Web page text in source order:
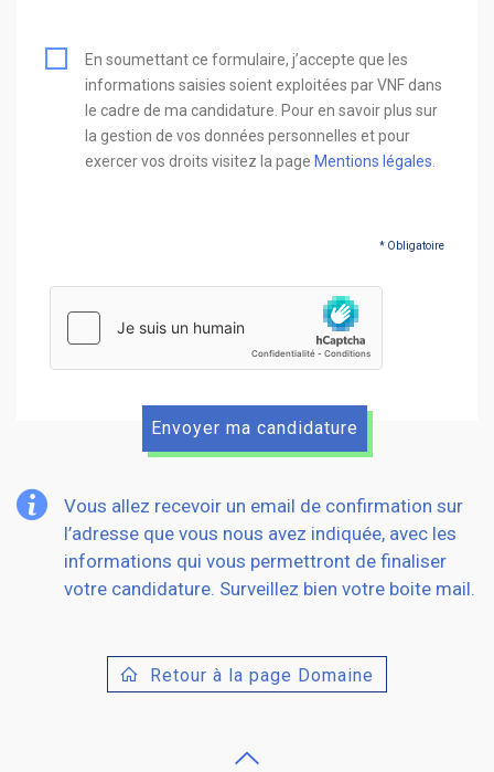
En soumettant ce formulaire, j’accepte que les
informations saisies soient exploitées par VNF dans
le cadre de ma candidature. Pour en savoir plus sur
la gestion de vos données personnelles et pour
exercer vos droits visitez la page Mentions légales
* Obligatoire
Vous allez recevoir un email de confirmation sur
l’adresse que vous nous avez indiquée, avec les
informations qui vous permettront de finaliser
votre candidature. Surveillez bien votre boite mail.
Retour à la page Domaine